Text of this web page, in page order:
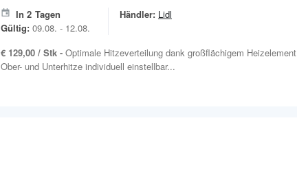
In 2 Tagen
Gültig: 09.08. - 12.08.
Händler: Lidl
€ 129,00 / Stk - Optimale Hitzeverteilung dank großflächigem Heizelement
Ober- und Unterhitze individuell einstellbar...